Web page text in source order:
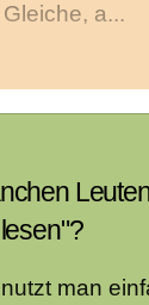
a...
lesen"?
man